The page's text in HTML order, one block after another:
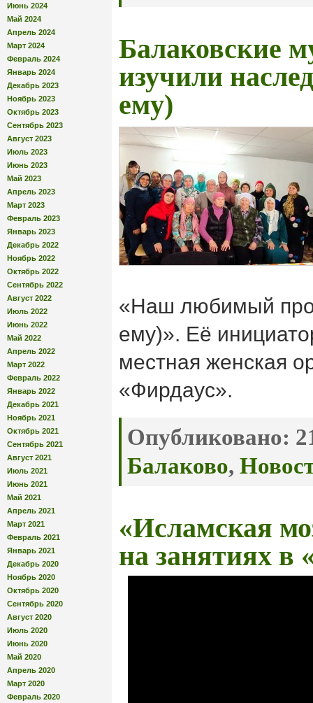
Июнь 2024
Май 2024
Апрель 2024
Март 2024
Февраль 2024
Январь 2024
Декабрь 2023
Ноябрь 2023
Октябрь 2023
Сентябрь 2023
Август 2023
Июль 2023
Июнь 2023
Май 2023
Апрель 2023
Март 2023
Февраль 2023
Январь 2023
Декабрь 2022
Ноябрь 2022
Октябрь 2022
Сентябрь 2022
Август 2022
Июль 2022
Июнь 2022
Май 2022
Апрель 2022
Март 2022
Февраль 2022
Январь 2022
Декабрь 2021
Ноябрь 2021
Октябрь 2021
Сентябрь 2021
Август 2021
Июль 2021
Июнь 2021
Май 2021
Апрель 2021
Март 2021
Февраль 2021
Январь 2021
Декабрь 2020
Ноябрь 2020
Октябрь 2020
Сентябрь 2020
Август 2020
Июль 2020
Июнь 2020
Май 2020
Апрель 2020
Март 2020
Февраль 2020
Балаковские
изучили
ему)
«Наш любимый
ему)». Её
местная женская
«Фирдаус».
Опубликовано:
Балаково,
«Исламская
на занятиях в